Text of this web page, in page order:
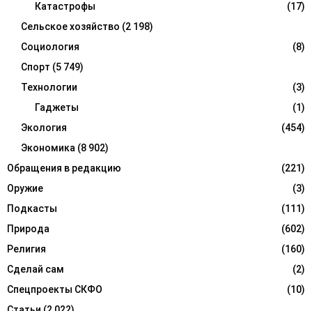
Катастрофы
(17)
Сельское хозяйство (2 198)
Социология
(8)
Спорт (5 749)
Технологии
(3)
Гаджеты
(1)
Экология
(454)
Экономика (8 902)
Обращения в редакцию
(221)
Оружие
(3)
Подкасты
(111)
Природа
(602)
Религия
(160)
Сделай сам
(2)
Спецпроекты СКФО
(10)